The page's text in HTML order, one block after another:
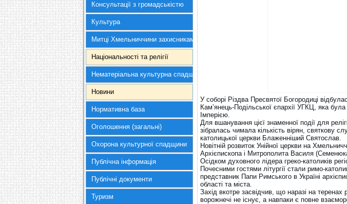
Консультації з громадськістю
Культура
Митці Хмельниччини захисникам України
Національності та релігії
Нематеріальна культурна спадщина
Новини
Нормативна база
Оголошення (загальні)
Охорона культурної спадщини
Публічна інформація
Публічні документи
Туризм
У соборі Різдва Пресвятої Богородиці
Кам’янець-Подільської єпархії УГКЦ, яка
Імперією.
Для вшанування цієї знаменної події для
зібралась чимала кількість вірян, святкову
католицької церкви Блаженніший Святослав.
Новітній розвиток Унійної церкви на
Архієпископа і Митрополита Василя
Осідком духовного лідера греко-католиків
Почесними гостями літургії стали римо-
представник Папи Римського в Україні
області та міста.
Захід вкотре засвідчив, що наразі на теренах
ворожнечі не існує, а навпаки є повне